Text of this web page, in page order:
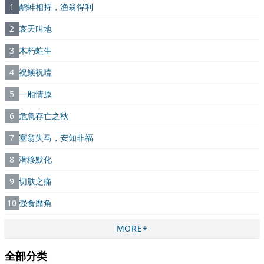
1 鹬蚌相持，渔翁得利
2 哀天叫地
3 木朽蛀生
4 祝鲠祝噎
5 一厢情原
6 危急存亡之秋
7 塞翁失马，安知非福
8 潜移默化
9 切肤之痛
10 强食靡角
MORE+
全部分类